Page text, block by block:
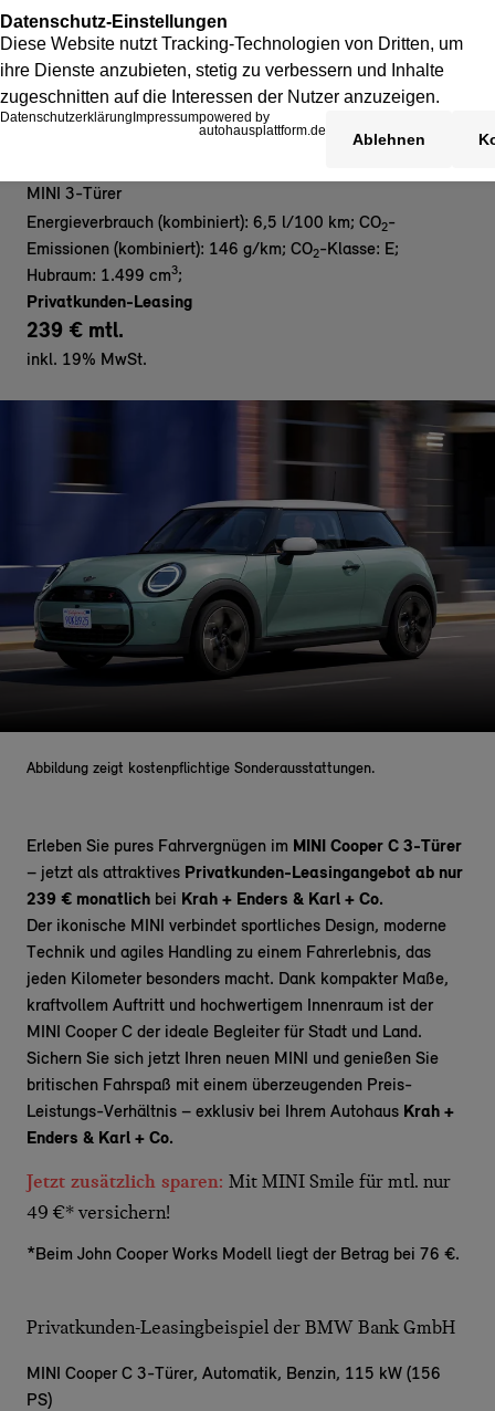
MINI 3-Türer
Energieverbrauch (kombiniert): 6,5 l/100 km; CO2-
Emissionen (kombiniert): 146 g/km; CO2-Klasse: E;
Hubraum: 1.499 cm3;
Privatkunden-Leasing
239 € mtl.
inkl. 19% MwSt.
Abbildung zeigt kostenpflichtige Sonderausstattungen.
Erleben Sie pures Fahrvergnügen im MINI Cooper C 3-Türer
– jetzt als attraktives Privatkunden-Leasingangebot ab nur
239 € monatlich bei Krah + Enders & Karl + Co.
Der ikonische MINI verbindet sportliches Design, moderne
Technik und agiles Handling zu einem Fahrerlebnis, das
jeden Kilometer besonders macht. Dank kompakter Maße,
kraftvollem Auftritt und hochwertigem Innenraum ist der
MINI Cooper C der ideale Begleiter für Stadt und Land.
Sichern Sie sich jetzt Ihren neuen MINI und genießen Sie
britischen Fahrspaß mit einem überzeugenden Preis-
Leistungs-Verhältnis – exklusiv bei Ihrem Autohaus Krah +
Enders & Karl + Co.
Jetzt zusätzlich sparen: Mit MINI Smile für mtl. nur
49 €* versichern!
*Beim John Cooper Works Modell liegt der Betrag bei 76 €.
Privatkunden-Leasingbeispiel der BMW Bank GmbH
MINI Cooper C 3-Türer, Automatik, Benzin, 115 kW (156
PS)